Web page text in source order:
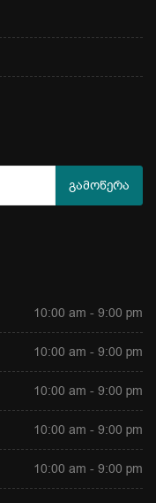
გამოწერა
10:00 am - 9:00 pm
10:00 am - 9:00 pm
10:00 am - 9:00 pm
10:00 am - 9:00 pm
10:00 am - 9:00 pm